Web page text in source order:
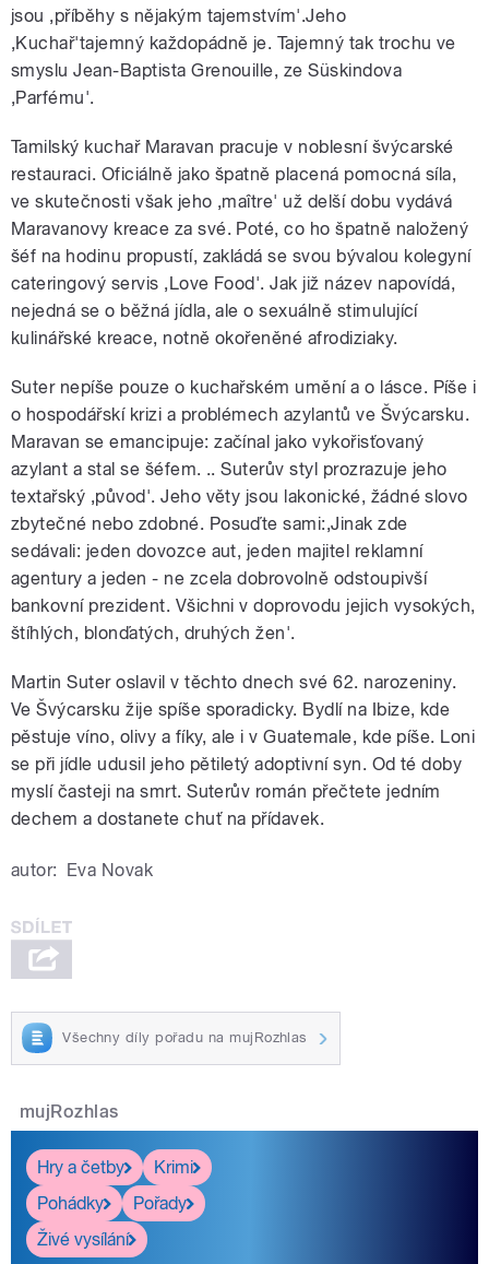
jsou ‚příběhy s nějakým tajemstvím'.Jeho
‚Kuchař'tajemný každopádně je. Tajemný tak trochu ve
smyslu Jean-Baptista Grenouille, ze Süskindova
‚Parfému'.
Tamilský kuchař Maravan pracuje v noblesní švýcarské
restauraci. Oficiálně jako špatně placená pomocná síla,
ve skutečnosti však jeho ‚maître' už delší dobu vydává
Maravanovy kreace za své. Poté, co ho špatně naložený
šéf na hodinu propustí, zakládá se svou bývalou kolegyní
cateringový servis ‚Love Food'. Jak již název napovídá,
nejedná se o běžná jídla, ale o sexuálně stimulující
kulinářské kreace, notně okořeněné afrodiziaky.
Suter nepíše pouze o kuchařském umění a o lásce. Píše i
o hospodářskí krizi a problémech azylantů ve Švýcarsku.
Maravan se emancipuje: začínal jako vykořisťovaný
azylant a stal se šéfem. .. Suterův styl prozrazuje jeho
textařský ‚původ'. Jeho věty jsou lakonické, žádné slovo
zbytečné nebo zdobné. Posuďte sami:‚Jinak zde
sedávali: jeden dovozce aut, jeden majitel reklamní
agentury a jeden - ne zcela dobrovolně odstoupivší
bankovní prezident. Všichni v doprovodu jejich vysokých,
štíhlých, blonďatých, druhých žen'.
Martin Suter oslavil v těchto dnech své 62. narozeniny.
Ve Švýcarsku žije spíše sporadicky. Bydlí na Ibize, kde
pěstuje víno, olivy a fíky, ale i v Guatemale, kde píše. Loni
se při jídle udusil jeho pětiletý adoptivní syn. Od té doby
myslí časteji na smrt. Suterův román přečtete jedním
dechem a dostanete chuť na přídavek.
autor: Eva Novak
Všechny díly pořadu na mujRozhlas
mujRozhlas
Hry a četby
Krimi
Pohádky
Pořady
Živé vysílání